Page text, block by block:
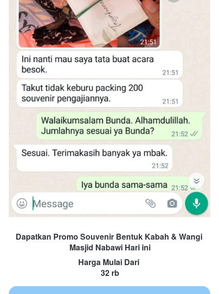
Dapatkan Promo Souvenir Bentuk Kabah & Wangi
Masjid Nabawi Hari ini
Harga Mulai Dari
32 rb